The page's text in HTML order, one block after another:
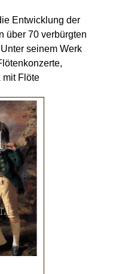
Entwicklung der
über 70 verbürgten
seinem Werk
mit Flöte